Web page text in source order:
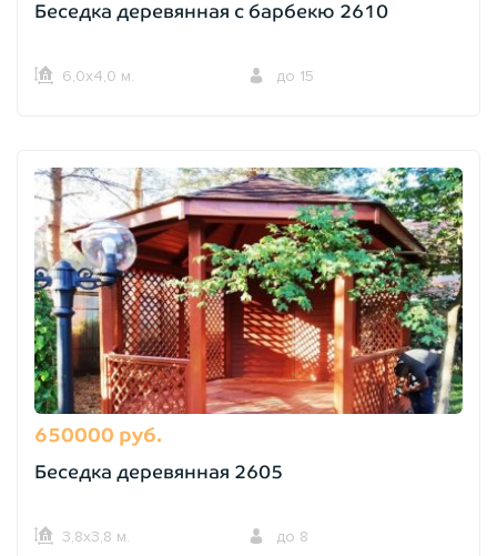
Беседка деревянная с барбекю 2610
6,0х4,0 м. до 15
650000 руб.
Беседка деревянная 2605
3,8х3,8 м. до 8